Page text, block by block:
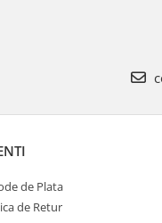
de Plata
de Retur